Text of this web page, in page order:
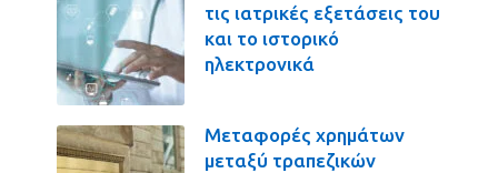
τις ιατρικές εξετάσεις του
και το ιστορικό
ηλεκτρονικά
Μεταφορές χρημάτων
μεταξύ τραπεζικών